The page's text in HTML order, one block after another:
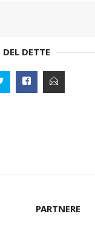
DEL DETTE
PARTNERE